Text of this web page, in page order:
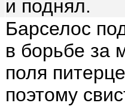
и поднял.
Барселос
в борьбе за
поля
поэтому